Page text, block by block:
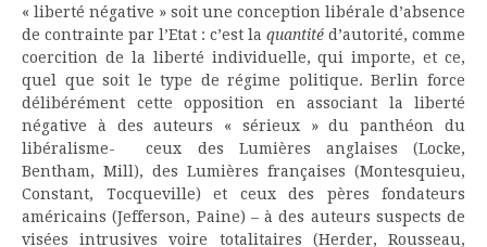
« liberté négative » soit une conception libérale d’absence
de contrainte par l’Etat : c’est la quantité d’autorité, comme
coercition de la liberté individuelle, qui importe, et ce,
quel que soit le type de régime politique. Berlin force
délibérément cette opposition en associant la liberté
négative à des auteurs « sérieux » du panthéon du
libéralisme- ceux des Lumières anglaises (Locke,
Bentham, Mill), des Lumières françaises (Montesquieu,
Constant, Tocqueville) et ceux des pères fondateurs
américains (Jefferson, Paine) – à des auteurs suspects de
visées intrusives voire totalitaires (Herder, Rousseau,